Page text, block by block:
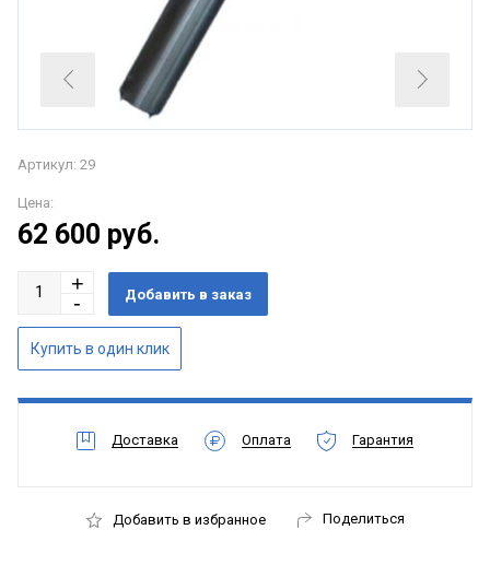
Артикул: 29
Цена:
62 600 руб.
Доставка Оплата Гарантия
Добавить в избранное Поделиться